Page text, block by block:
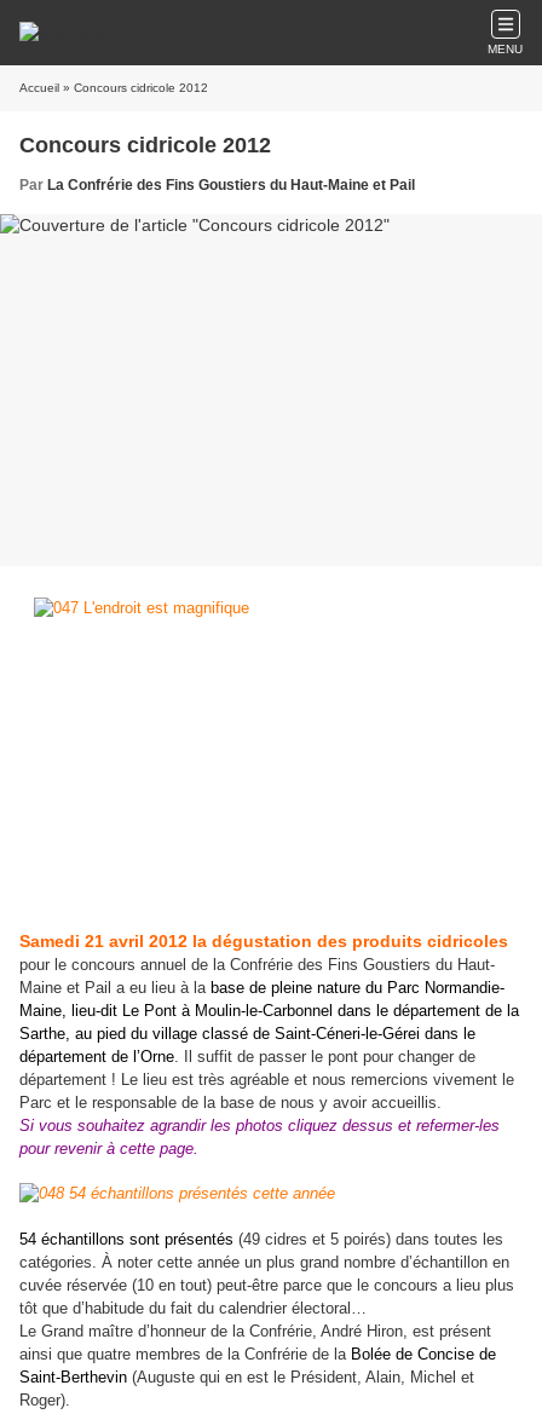
MENU
Accueil » Concours cidricole 2012
Concours cidricole 2012
Par La Confrérie des Fins Goustiers du Haut-Maine et Pail
Samedi 21 avril 2012 la dégustation des produits cidricoles
pour le concours annuel de la Confrérie des Fins Goustiers du Haut-
Maine et Pail a eu lieu à la base de pleine nature du Parc Normandie-
Maine, lieu-dit Le Pont à Moulin-le-Carbonnel dans le département de la
Sarthe, au pied du village classé de Saint-Céneri-le-Gérei dans le
département de l’Orne. Il suffit de passer le pont pour changer de
département ! Le lieu est très agréable et nous remercions vivement le
Parc et le responsable de la base de nous y avoir accueillis.
Si vous souhaitez agrandir les photos cliquez dessus et refermer-les
pour revenir à cette page.
54 échantillons sont présentés (49 cidres et 5 poirés) dans toutes les
catégories. À noter cette année un plus grand nombre d’échantillon en
cuvée réservée (10 en tout) peut-être parce que le concours a lieu plus
tôt que d’habitude du fait du calendrier électoral…
Le Grand maître d’honneur de la Confrérie, André Hiron, est présent
ainsi que quatre membres de la Confrérie de la Bolée de Concise de
Saint-Berthevin (Auguste qui en est le Président, Alain, Michel et
Roger).